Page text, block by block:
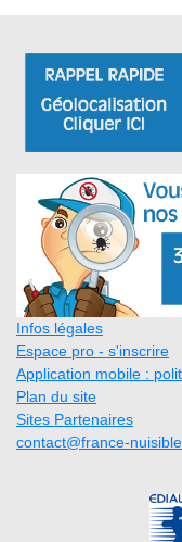
Infos légales
Espace pro - s'inscrire
Application mobile :
Plan du site
Sites Partenaires
contact@france-